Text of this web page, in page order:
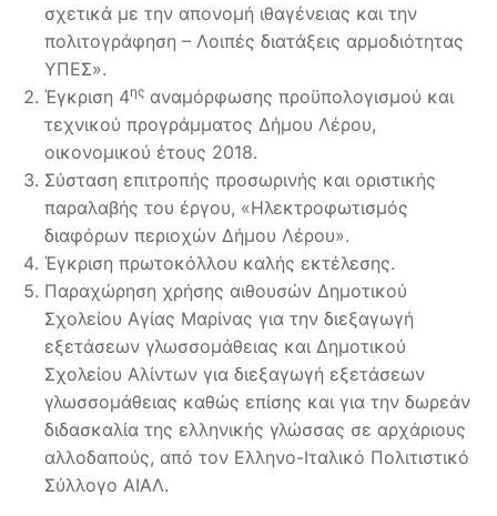
σχετικά με την απονομή ιθαγένειας και την
πολιτογράφηση – Λοιπές διατάξεις αρμοδιότητας
ΥΠΕΣ».
Έγκριση 4ης αναμόρφωσης προϋπολογισμού και
τεχνικού προγράμματος Δήμου Λέρου,
οικονομικού έτους 2018.
Σύσταση επιτροπής προσωρινής και οριστικής
παραλαβής του έργου, «Ηλεκτροφωτισμός
διαφόρων περιοχών Δήμου Λέρου».
Έγκριση πρωτοκόλλου καλής εκτέλεσης.
Παραχώρηση χρήσης αιθουσών Δημοτικού
Σχολείου Αγίας Μαρίνας για την διεξαγωγή
εξετάσεων γλωσσομάθειας και Δημοτικού
Σχολείου Αλίντων για διεξαγωγή εξετάσεων
γλωσσομάθειας καθώς επίσης και για την δωρεάν
διδασκαλία της ελληνικής γλώσσας σε αρχάριους
αλλοδαπούς, από τον Ελληνο-Ιταλικό Πολιτιστικό
Σύλλογο ΑΙΑΛ.